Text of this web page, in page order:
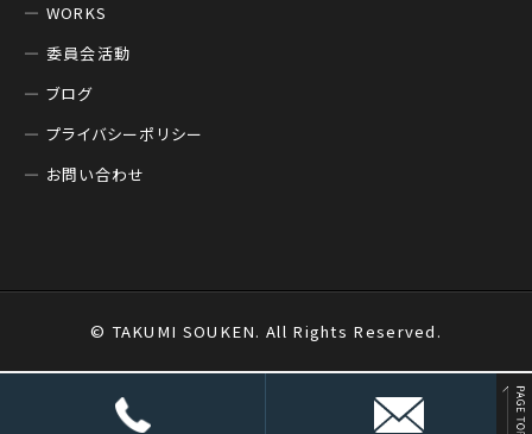
WORKS
委員会活動
ブログ
プライバシーポリシー
お問い合わせ
© TAKUMI SOUKEN. All Rights Reserved.